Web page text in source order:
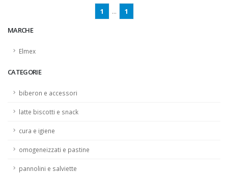
MARCHE
Elmex
CATEGORIE
biberon e accessori
latte biscotti e snack
cura e igiene
omogeneizzati e pastine
pannolini e salviette
1 ... 1